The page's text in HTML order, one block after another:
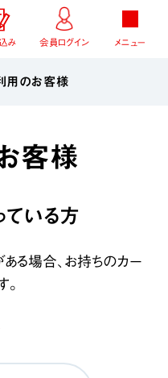
み 会員ログイン メニュー
用のお客様
客様
ている方
る場合、お持ちのカー
。